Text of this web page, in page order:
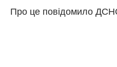
Про це повідомило